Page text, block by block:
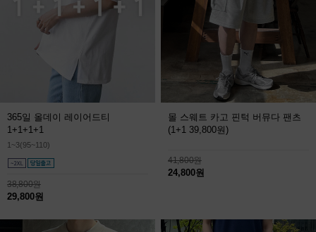
365일 올데이 레이어드티
1+1+1+1
1~3(95~110)
38,800원
29,800원
몰 스웨트 카고 핀턱 버뮤다 팬츠
(1+1 39,800원)
41,800원
24,800원